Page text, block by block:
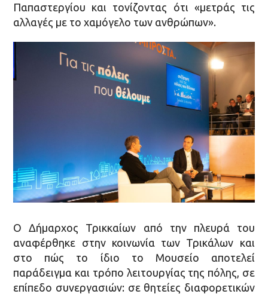
Παπαστεργίου και τονίζοντας ότι «μετράς τις
αλλαγές με το χαμόγελο των ανθρώπων».
Ο Δήμαρχος Τρικκαίων από την πλευρά του
αναφέρθηκε στην κοινωνία των Τρικάλων και
στο πώς το ίδιο το Μουσείο αποτελεί
παράδειγμα και τρόπο λειτουργίας της πόλης, σε
επίπεδο συνεργασιών: σε θητείες διαφορετικών